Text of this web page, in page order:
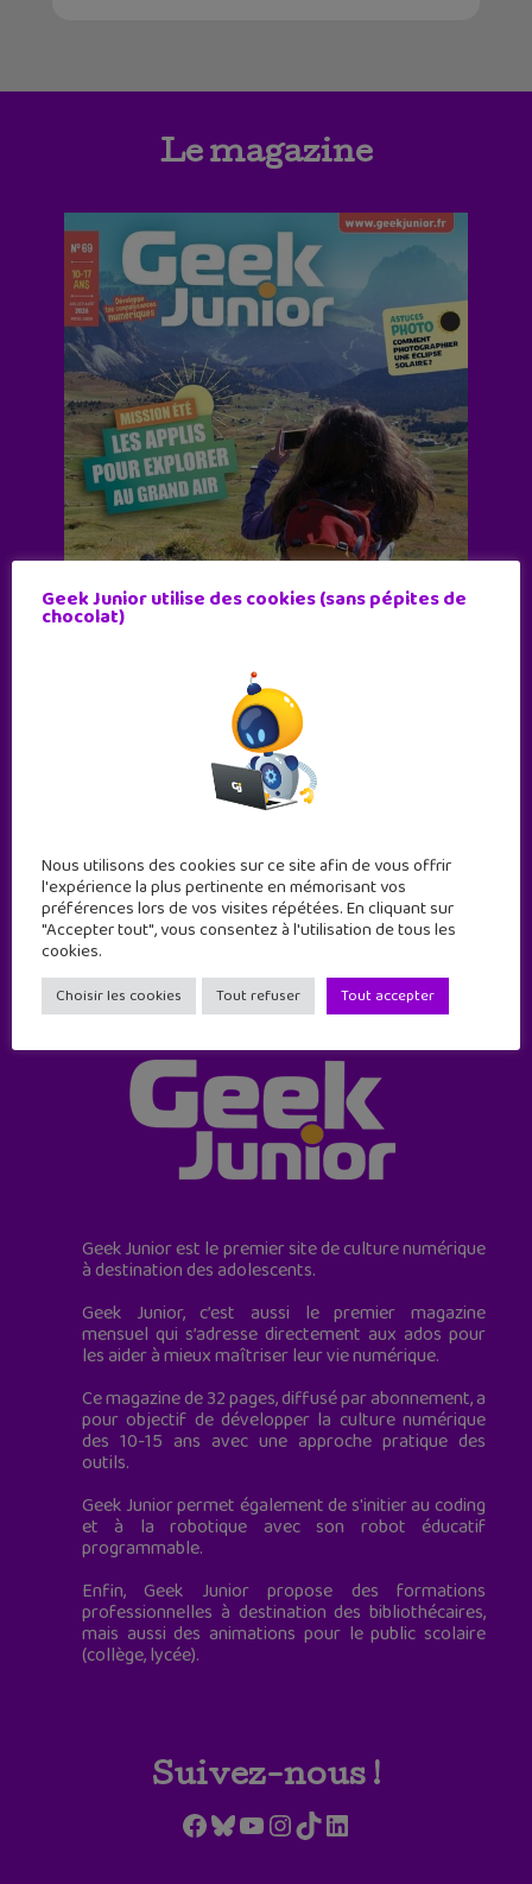
Le magazine
Abonne-toi !
JE M'ABONNE !
Geek Junior est le premier site de culture numérique
à destination des adolescents.
Geek Junior, c’est aussi le premier magazine
mensuel qui s’adresse directement aux ados pour
les aider à mieux maîtriser leur vie numérique.
Ce magazine de 32 pages, diffusé par abonnement, a
pour objectif de développer la culture numérique
des 10-15 ans avec une approche pratique des
outils.
Geek Junior permet également de s'initier au coding
et à la robotique avec son robot éducatif
programmable.
Enfin, Geek Junior propose des formations
professionnelles à destination des bibliothécaires,
mais aussi des animations pour le public scolaire
(collège, lycée).
Suivez-nous !
Facebook
Bluesky
YouTube
Instagram
TikTokLinkedIn
Geek Junior utilise des cookies (sans pépites de
chocolat)
Nous utilisons des cookies sur ce site afin de vous offrir
l'expérience la plus pertinente en mémorisant vos
préférences lors de vos visites répétées. En cliquant sur
"Accepter tout", vous consentez à l'utilisation de tous les
cookies.
Choisir les cookies Tout refuser Tout accepter